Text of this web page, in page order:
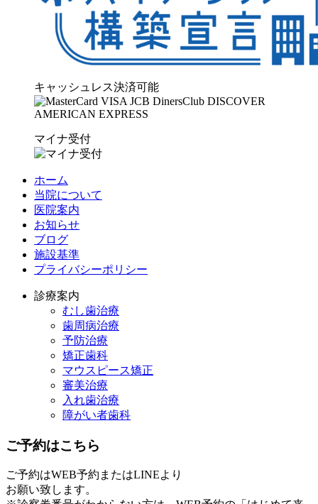
キャッシュレス決済可能
マイナ受付
ホーム
当院について
医院案内
お知らせ
ブログ
施設基準
プライバシーポリシー
診療案内
むし歯治療
歯周病治療
予防治療
矯正歯科
マウスピース矯正
審美治療
入れ歯治療
障がい者歯科
ご予約はこちら
ご予約はWEB予約またはLINEより
お願い致します。